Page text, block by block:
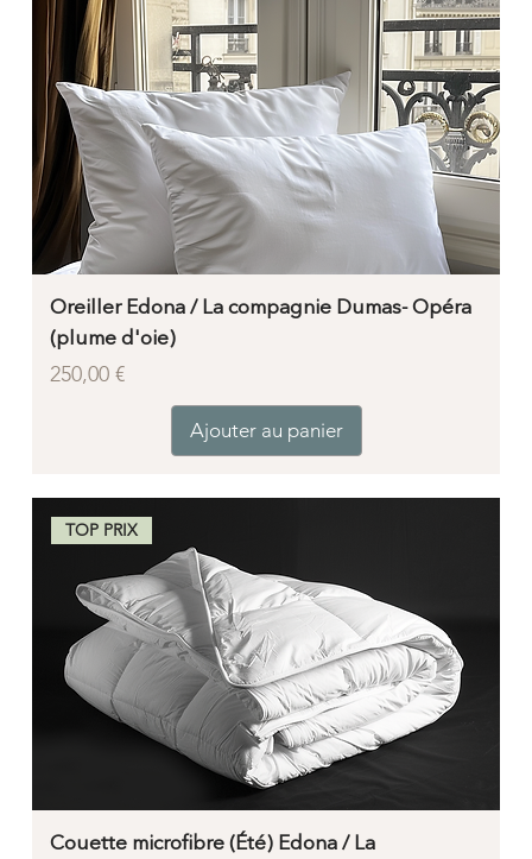
Oreiller Edona / La compagnie Dumas- Opéra
(plume d'oie)
Prix
250,00 €
Ajouter au panier
TOP PRIX
Couette microfibre (Été) Edona / La